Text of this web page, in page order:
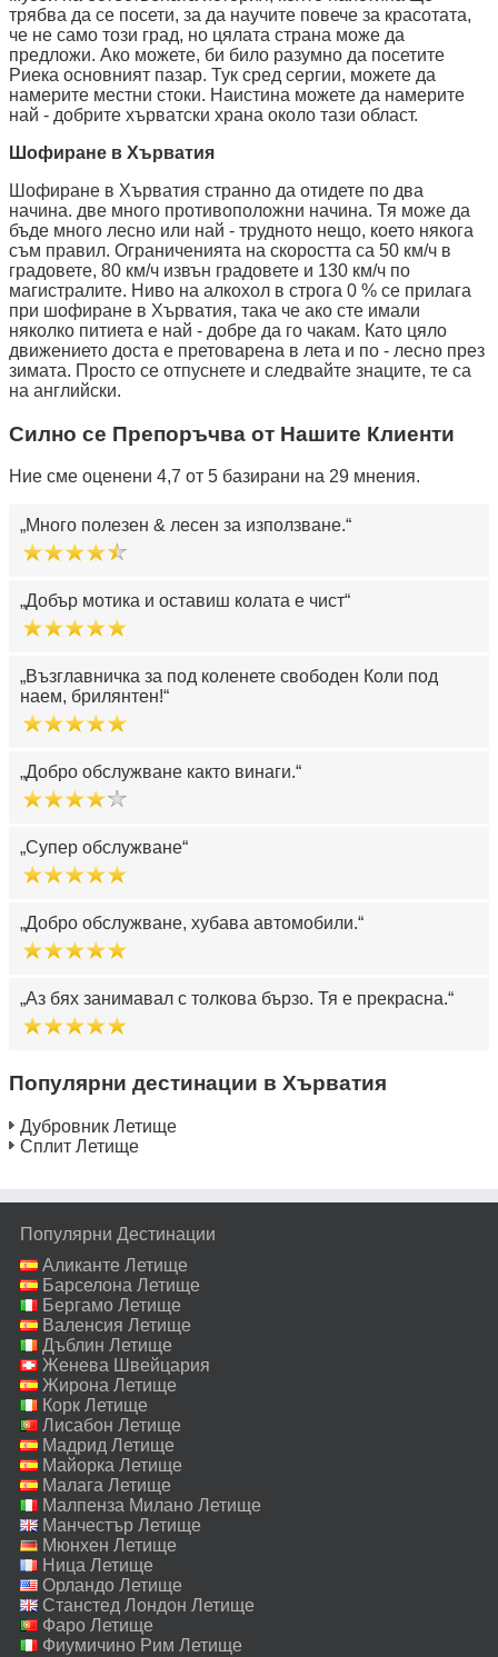
трябва да се посети, за да научите повече за красотата,
че не само този град, но цялата страна може да
предложи. Ако можете, би било разумно да посетите
Риека основният пазар. Тук сред сергии, можете да
намерите местни стоки. Наистина можете да намерите
най - добрите хърватски храна около тази област.
Шофиране в Хърватия
Шофиране в Хърватия странно да отидете по два
начина. две много противоположни начина. Тя може да
бъде много лесно или най - трудното нещо, което някога
съм правил. Ограниченията на скоростта са 50 км/ч в
градовете, 80 км/ч извън градовете и 130 км/ч по
магистралите. Ниво на алкохол в строга 0 % се прилага
при шофиране в Хърватия, така че ако сте имали
няколко питиета е най - добре да го чакам. Като цяло
движението доста е претоварена в лета и по - лесно през
зимата. Просто се отпуснете и следвайте знаците, те са
на английски.
Силно се Препоръчва от Нашите Клиенти
Ние сме оценени 4,7 от 5 базирани на 29 мнения.
Много полезен & лесен за използване.
Добър мотика и оставиш колата е чист
Възглавничка за под коленете свободен Коли под
наем, брилянтен!
Добро обслужване както винаги.
Супер обслужване
Добро обслужване, хубава автомобили.
Аз бях занимавал с толкова бързо. Тя е прекрасна.
Популярни дестинации в Хърватия
Дубровник Летище
Сплит Летище
Популярни Дестинации
Аликанте Летище
Барселона Летище
Бергамо Летище
Валенсия Летище
Дъблин Летище
Женева Швейцария
Летище
Жирона Летище
Корк Летище
Лисабон Летище
Мадрид Летище
Майорка Летище
Малага Летище
Малпенза Милано Летище
Манчестър Летище
Мюнхен Летище
Ница Летище
Орландо Летище
Станстед Лондон Летище
Фаро Летище
Фиумичино Рим Летище